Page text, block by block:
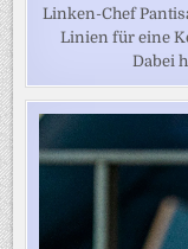
Linken-Chef
Linien für eine
Dabei